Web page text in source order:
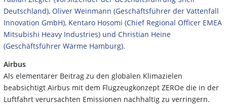
Deutschland), Oliver Weinmann (Geschäftsführer der Vattenfall
Innovation GmbH), Kentaro Hosomi (Chief Regional Officer EMEA
Mitsubishi Heavy Industries) und Christian Heine
(Geschäftsführer Wärme Hamburg).
Airbus
Als elementarer Beitrag zu den globalen Klimazielen
beabsichtigt Airbus mit dem Flugzeugkonzept ZEROe die in der
Luftfahrt verursachten Emissionen nachhaltig zu verringern.